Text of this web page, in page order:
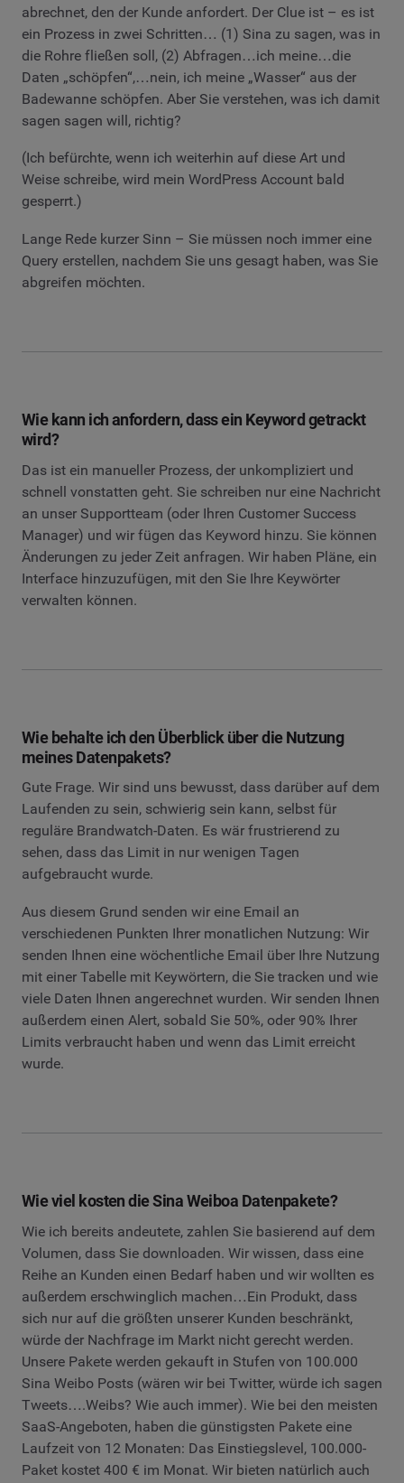
abrechnet, den der Kunde anfordert. Der Clue ist – es ist
ein Prozess in zwei Schritten… (1) Sina zu sagen, was in
die Rohre fließen soll, (2) Abfragen…ich meine…die
Daten „schöpfen“,…nein, ich meine „Wasser“ aus der
Badewanne schöpfen. Aber Sie verstehen, was ich damit
sagen sagen will, richtig?
(Ich befürchte, wenn ich weiterhin auf diese Art und
Weise schreibe, wird mein WordPress Account bald
gesperrt.)
Lange Rede kurzer Sinn – Sie müssen noch immer eine
Query erstellen, nachdem Sie uns gesagt haben, was Sie
abgreifen möchten.
Wie kann ich anfordern, dass ein Keyword getrackt
wird?
Das ist ein manueller Prozess, der unkompliziert und
schnell vonstatten geht. Sie schreiben nur eine Nachricht
an unser Supportteam (oder Ihren Customer Success
Manager) und wir fügen das Keyword hinzu. Sie können
Änderungen zu jeder Zeit anfragen. Wir haben Pläne, ein
Interface hinzuzufügen, mit den Sie Ihre Keywörter
verwalten können.
Wie behalte ich den Überblick über die Nutzung
meines Datenpakets?
Gute Frage. Wir sind uns bewusst, dass darüber auf dem
Laufenden zu sein, schwierig sein kann, selbst für
reguläre Brandwatch-Daten. Es wär frustrierend zu
sehen, dass das Limit in nur wenigen Tagen
aufgebraucht wurde.
Aus diesem Grund senden wir eine Email an
verschiedenen Punkten Ihrer monatlichen Nutzung: Wir
senden Ihnen eine wöchentliche Email über Ihre Nutzung
mit einer Tabelle mit Keywörtern, die Sie tracken und wie
viele Daten Ihnen angerechnet wurden. Wir senden Ihnen
außerdem einen Alert, sobald Sie 50%, oder 90% Ihrer
Limits verbraucht haben und wenn das Limit erreicht
wurde.
Wie viel kosten die Sina Weiboa Datenpakete?
Wie ich bereits andeutete, zahlen Sie basierend auf dem
Volumen, dass Sie downloaden. Wir wissen, dass eine
Reihe an Kunden einen Bedarf haben und wir wollten es
außerdem erschwinglich machen…Ein Produkt, dass
sich nur auf die größten unserer Kunden beschränkt,
würde der Nachfrage im Markt nicht gerecht werden.
Unsere Pakete werden gekauft in Stufen von 100.000
Sina Weibo Posts (wären wir bei Twitter, würde ich sagen
Tweets….Weibs? Wie auch immer). Wie bei den meisten
SaaS-Angeboten, haben die günstigsten Pakete eine
Laufzeit von 12 Monaten: Das Einstiegslevel, 100.000-
Paket kostet 400 € im Monat. Wir bieten natürlich auch